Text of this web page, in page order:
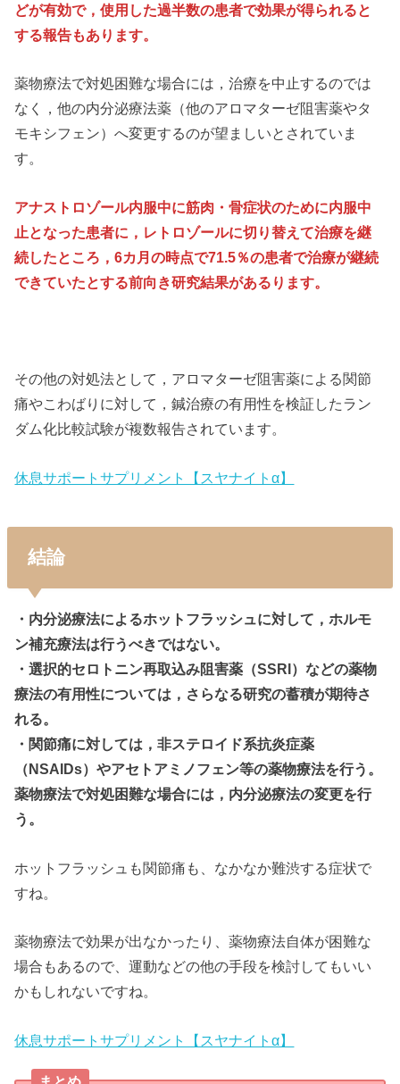
どが有効で，使用した過半数の患者で効果が得られると
する報告もあります。
薬物療法で対処困難な場合には，治療を中止するのでは
なく，他の内分泌療法薬（他のアロマターゼ阻害薬やタ
モキシフェン）へ変更するのが望ましいとされていま
す。
アナストロゾール内服中に筋肉・骨症状のために内服中
止となった患者に，レトロゾールに切り替えて治療を継
続したところ，6カ月の時点で71.5％の患者で治療が継続
できていたとする前向き研究結果があるります。
その他の対処法として，アロマターゼ阻害薬による関節
痛やこわばりに対して，鍼治療の有用性を検証したラン
ダム化比較試験が複数報告されています。
休息サポートサプリメント【スヤナイトα】
結論
・内分泌療法によるホットフラッシュに対して，ホルモ
ン補充療法は行うべきではない。
・選択的セロトニン再取込み阻害薬（SSRI）などの薬物
療法の有用性については，さらなる研究の蓄積が期待さ
れる。
・関節痛に対しては，非ステロイド系抗炎症薬
（NSAIDs）やアセトアミノフェン等の薬物療法を行う。
薬物療法で対処困難な場合には，内分泌療法の変更を行
う。
ホットフラッシュも関節痛も、なかなか難渋する症状で
すね。
薬物療法で効果が出なかったり、薬物療法自体が困難な
場合もあるので、運動などの他の手段を検討してもいい
かもしれないですね。
休息サポートサプリメント【スヤナイトα】